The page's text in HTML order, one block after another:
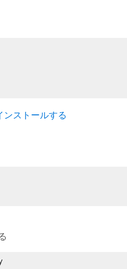
ストールする